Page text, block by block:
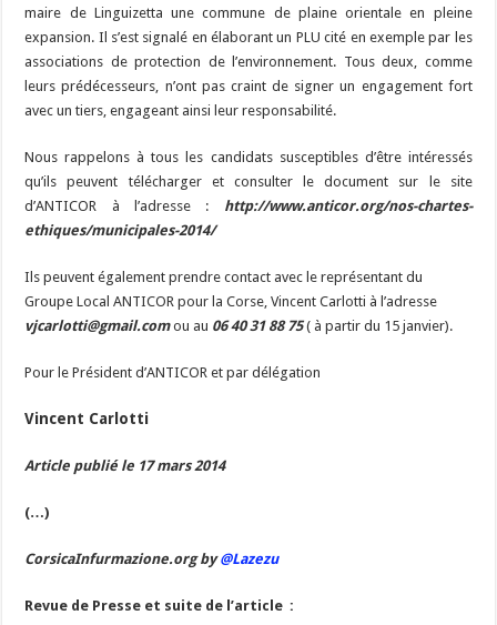
maire de Linguizetta une commune de plaine orientale en pleine
expansion. Il s’est signalé en élaborant un PLU cité en exemple par les
associations de protection de l’environnement. Tous deux, comme
leurs prédécesseurs, n’ont pas craint de signer un engagement fort
avec un tiers, engageant ainsi leur responsabilité.
Nous rappelons à tous les candidats susceptibles d’être intéressés
qu’ils peuvent télécharger et consulter le document sur le site
d’ANTICOR à l’adresse : http://www.anticor.org/nos-chartes-
ethiques/municipales-2014/
Ils peuvent également prendre contact avec le représentant du
Groupe Local ANTICOR pour la Corse, Vincent Carlotti à l’adresse
vjcarlotti@gmail.comou au 06 40 31 88 75( à partir du 15 janvier).
Pour le Président d’ANTICOR et par délégation
Vincent Carlotti
Article publié le 17 mars 2014
(…)
CorsicaInfurmazione.org by@Lazezu
Revue de Presse et suite de l’article :